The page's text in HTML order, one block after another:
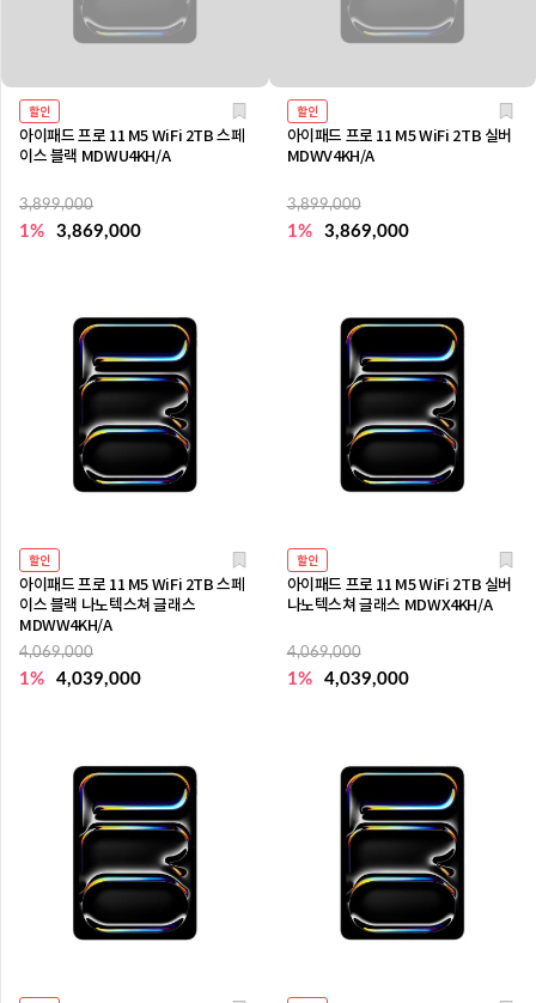
할인
아이패드 프로 11 M5 WiFi 2TB 스페
이스 블랙 MDWU4KH/A
3,899,000
1% 3,869,000
할인
아이패드 프로 11 M5 WiFi 2TB 실버
MDWV4KH/A
3,899,000
1% 3,869,000
할인
아이패드 프로 11 M5 WiFi 2TB 스페
이스 블랙 나노텍스쳐 글래스
MDWW4KH/A
4,069,000
1% 4,039,000
할인
아이패드 프로 11 M5 WiFi 2TB 실버
나노텍스쳐 글래스 MDWX4KH/A
4,069,000
1% 4,039,000